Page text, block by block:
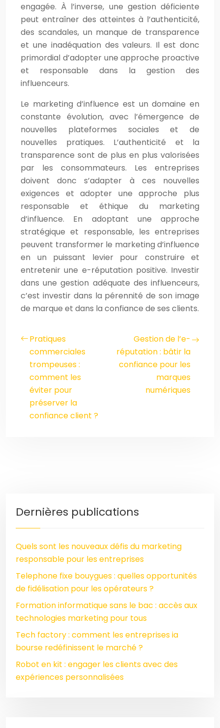
engagée. À l’inverse, une gestion déficiente
peut entraîner des atteintes à l’authenticité,
des scandales, un manque de transparence
et une inadéquation des valeurs. Il est donc
primordial d’adopter une approche proactive
et responsable dans la gestion des
influenceurs.
Le marketing d’influence est un domaine en
constante évolution, avec l’émergence de
nouvelles plateformes sociales et de
nouvelles pratiques. L’authenticité et la
transparence sont de plus en plus valorisées
par les consommateurs. Les entreprises
doivent donc s’adapter à ces nouvelles
exigences et adopter une approche plus
responsable et éthique du marketing
d’influence. En adoptant une approche
stratégique et responsable, les entreprises
peuvent transformer le marketing d’influence
en un puissant levier pour construire et
entretenir une e-réputation positive. Investir
dans une gestion adéquate des influenceurs,
c’est investir dans la pérennité de son image
de marque et dans la confiance de ses clients.
Pratiques
commerciales
trompeuses :
comment les
éviter pour
préserver la
confiance client ?
Gestion de l’e-
réputation : bâtir la
confiance pour les
marques
numériques
Dernières publications
Quels sont les nouveaux défis du marketing
responsable pour les entreprises
Telephone fixe bouygues : quelles opportunités
de fidélisation pour les opérateurs ?
Formation informatique sans le bac : accès aux
technologies marketing pour tous
Tech factory : comment les entreprises ia
bourse redéfinissent le marché ?
Robot en kit : engager les clients avec des
expériences personnalisées